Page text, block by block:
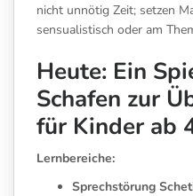
nicht unnötig Zeit; setzen
sensualistisch oder am
Heute: Ein
Schafen zur
für Kinder ab
Lernbereiche:
Sprechstörung